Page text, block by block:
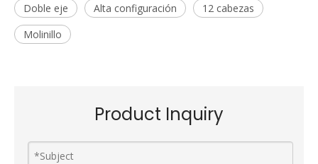
Doble eje Alta configuración
12 cabezas
Molinillo
Product Inquiry